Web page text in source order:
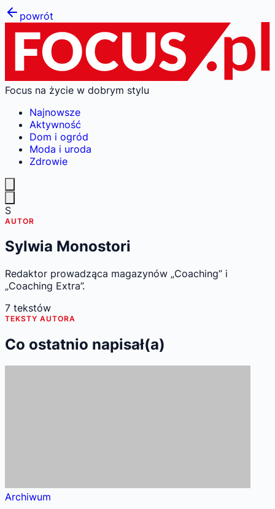
powrót
Focus na życie w dobrym stylu
Najnowsze
Aktywność
Dom i ogród
Moda i uroda
Zdrowie
S
AUTOR
Sylwia Monostori
Redaktor prowadząca magazynów „Coaching” i
„Coaching Extra”.
7 tekstów
TEKSTY AUTORA
Co ostatnio napisał(a)
Archiwum